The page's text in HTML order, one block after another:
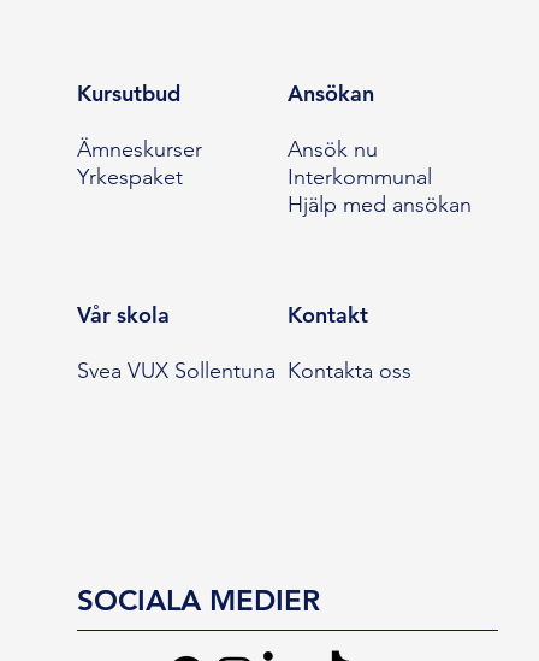
Kursutbud
Ämneskurser
Yrkespaket
Ansökan
Ansök nu
Interkommunal
Hjälp med ansökan
Vår skola
Svea VUX Sollentuna
Kontakt
Kontakta oss
SOCIALA MEDIER